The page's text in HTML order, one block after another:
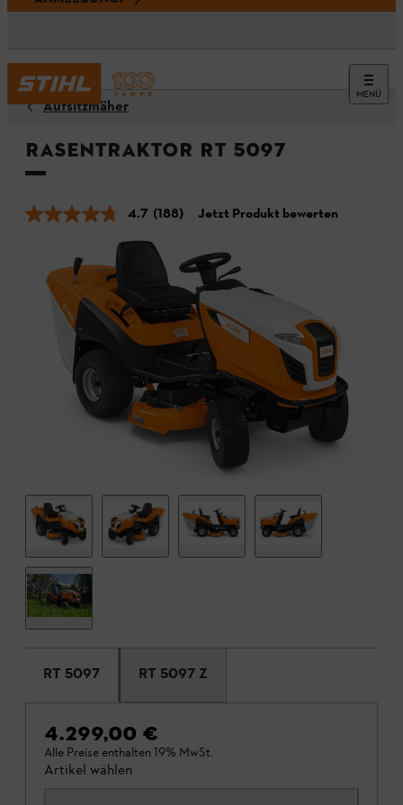
MENÜ
Aufsitzmäher
Rasentraktor RT 5097
4.7 (188) Jetzt Produkt bewerten
RT 5097 RT 5097 Z
4.299,00 €
Alle Preise enthalten 19% MwSt.
Artikel wählen